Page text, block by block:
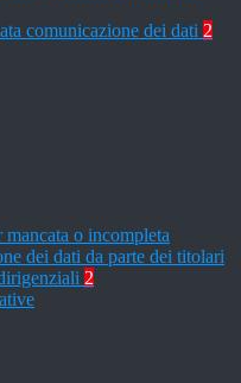
comunicazione dei dati 2
mancata o incompleta
dei dati da parte dei titolari
2